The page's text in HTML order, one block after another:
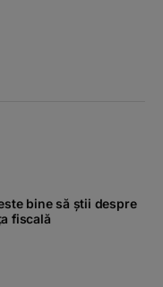
bine să știi despre
fiscală